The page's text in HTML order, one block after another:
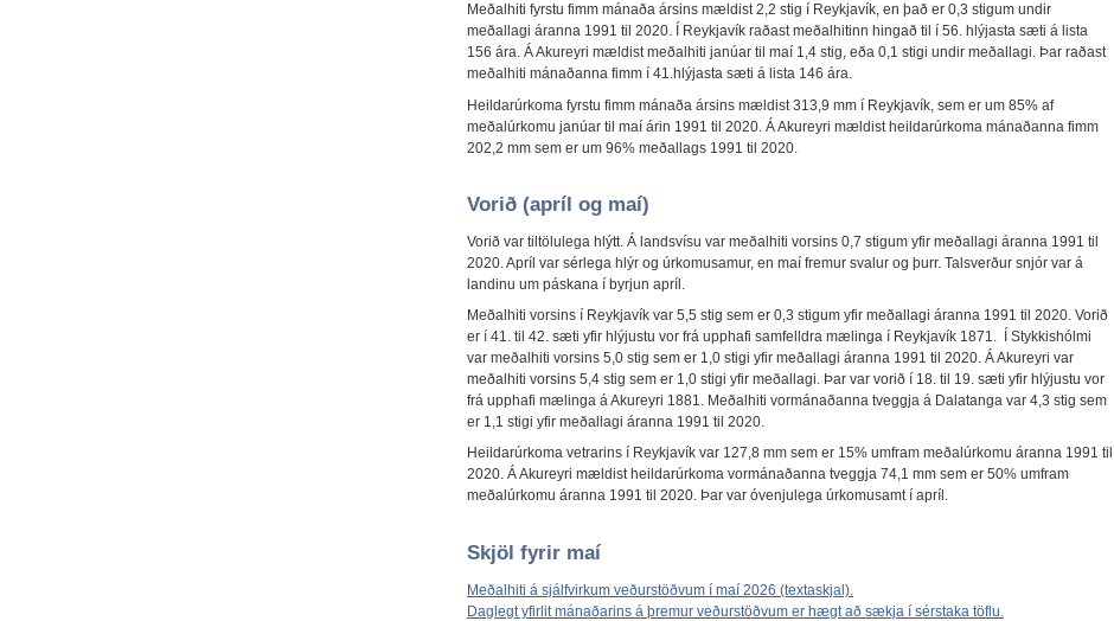
Meðalhiti fyrstu fimm mánaða ársins mældist 2,2 stig í Reykjavík, en það er 0,3 stigum undir
meðallagi áranna 1991 til 2020. Í Reykjavík raðast meðalhitinn hingað til í 56. hlýjasta sæti á lista
156 ára. Á Akureyri mældist meðalhiti janúar til maí 1,4 stig, eða 0,1 stigi undir meðallagi. Þar raðast
meðalhiti mánaðanna fimm í 41.hlýjasta sæti á lista 146 ára.
Heildarúrkoma fyrstu fimm mánaða ársins mældist 313,9 mm í Reykjavík, sem er um 85% af
meðalúrkomu janúar til maí árin 1991 til 2020. Á Akureyri mældist heildarúrkoma mánaðanna fimm
202,2 mm sem er um 96% meðallags 1991 til 2020.
Vorið (apríl og maí)
Vorið var tiltölulega hlýtt. Á landsvísu var meðalhiti vorsins 0,7 stigum yfir meðallagi áranna 1991 til
2020. Apríl var sérlega hlýr og úrkomusamur, en maí fremur svalur og þurr. Talsverður snjór var á
landinu um páskana í byrjun apríl.
Meðalhiti vorsins í Reykjavík var 5,5 stig sem er 0,3 stigum yfir meðallagi áranna 1991 til 2020. Vorið
er í 41. til 42. sæti yfir hlýjustu vor frá upphafi samfelldra mælinga í Reykjavík 1871. Í Stykkishólmi
var meðalhiti vorsins 5,0 stig sem er 1,0 stigi yfir meðallagi áranna 1991 til 2020. Á Akureyri var
meðalhiti vorsins 5,4 stig sem er 1,0 stigi yfir meðallagi. Þar var vorið í 18. til 19. sæti yfir hlýjustu vor
frá upphafi mælinga á Akureyri 1881. Meðalhiti vormánaðanna tveggja á Dalatanga var 4,3 stig sem
er 1,1 stigi yfir meðallagi áranna 1991 til 2020.
Heildarúrkoma vetrarins í Reykjavík var 127,8 mm sem er 15% umfram meðalúrkomu áranna 1991 til
2020. Á Akureyri mældist heildarúrkoma vormánaðanna tveggja 74,1 mm sem er 50% umfram
meðalúrkomu áranna 1991 til 2020. Þar var óvenjulega úrkomusamt í apríl.
Skjöl fyrir maí
Meðalhiti á sjálfvirkum veðurstöðvum í maí 2026 (textaskjal).
Daglegt yfirlit mánaðarins á þremur veðurstöðvum er hægt að sækja í sérstaka töflu.